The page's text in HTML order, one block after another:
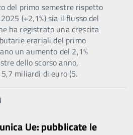
del primo semestre rispetto
(+2,1%) sia il flusso del
ha registrato una crescita
erariali del primo
un aumento del 2,1%
dello scorso anno,
miliardi di euro (5.
Ue: pubblicate le